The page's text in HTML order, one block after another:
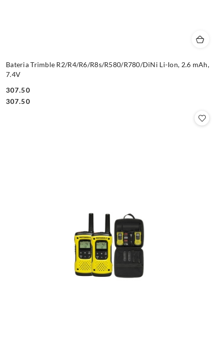
Bateria Trimble R2/R4/R6/R8s/R580/R780/DiNi Li-Ion, 2.6 mAh,
7.4V
Cena:
307.50
Cena:
307.50